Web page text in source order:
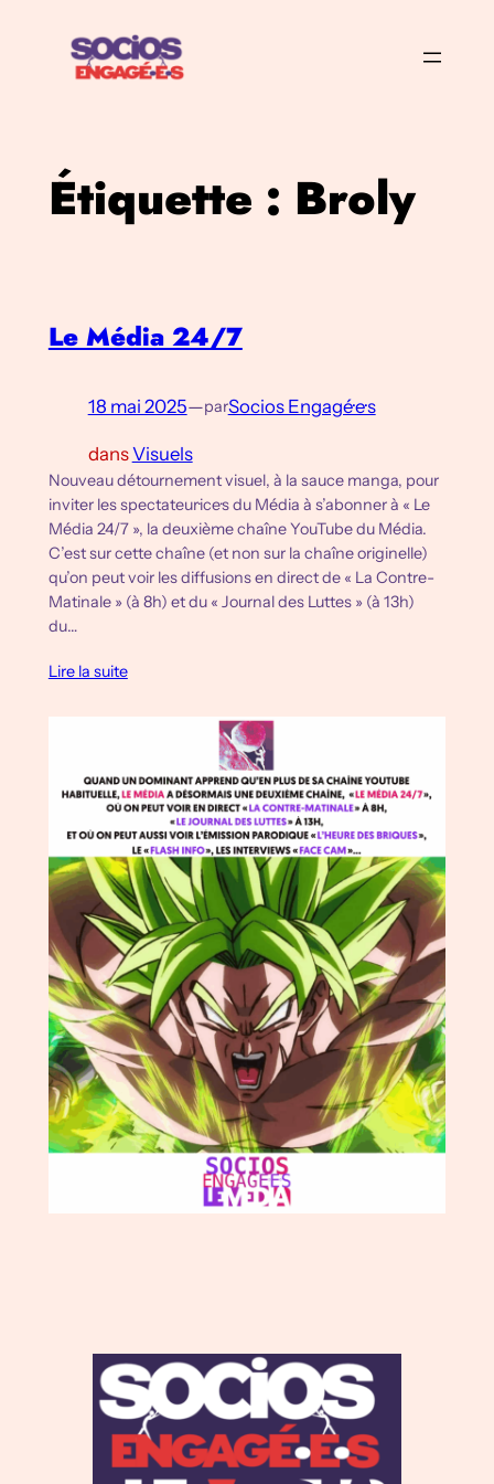
contenu
Étiquette : Broly
Le Média 24/7
18 mai 2025—parSocios Engagé·e·s
dansVisuels
Nouveau détournement visuel, à la sauce manga, pour
inviter les spectateur·ice·s du Média à s’abonner à « Le
Média 24/7 », la deuxième chaîne YouTube du Média.
C’est sur cette chaîne (et non sur la chaîne originelle)
qu’on peut voir les diffusions en direct de « La Contre-
Matinale » (à 8h) et du « Journal des Luttes » (à 13h)
du…
Lire la suite